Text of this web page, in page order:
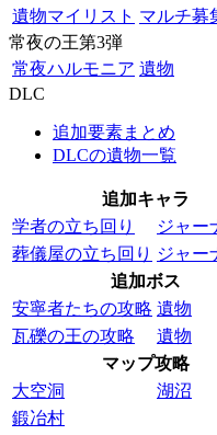
遺物マイリスト マルチ募
常夜の王第3弾
常夜ハルモニア 遺物
DLC
追加要素まとめ
DLCの遺物一覧
追加キャラ
学者の立ち回り
ジャー
葬儀屋の立ち回り ジャー
追加ボス
安寧者たちの攻略 遺物
瓦礫の王の攻略
遺物
マップ攻略
大空洞
湖沼
鍛冶村